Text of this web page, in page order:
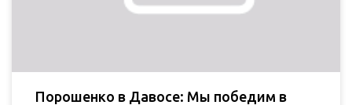
Порошенко в Давосе: Мы победим в